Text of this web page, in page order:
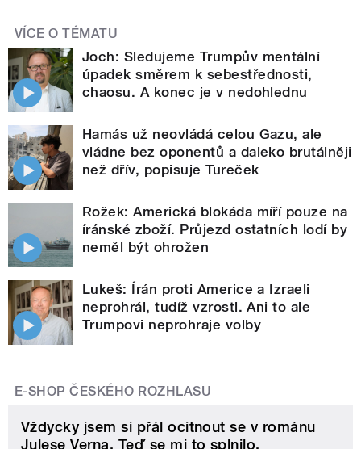
VÍCE O TÉMATU
Joch: Sledujeme Trumpův mentální
úpadek směrem k sebestřednosti,
chaosu. A konec je v nedohlednu
Hamás už neovládá celou Gazu, ale
vládne bez oponentů a daleko brutálněji
než dřív, popisuje Tureček
Rožek: Americká blokáda míří pouze na
íránské zboží. Průjezd ostatních lodí by
neměl být ohrožen
Lukeš: Írán proti Americe a Izraeli
neprohrál, tudíž vzrostl. Ani to ale
Trumpovi neprohraje volby
E-SHOP ČESKÉHO ROZHLASU
Vždycky jsem si přál ocitnout se v románu
Julese Verna. Teď se mi to splnilo.